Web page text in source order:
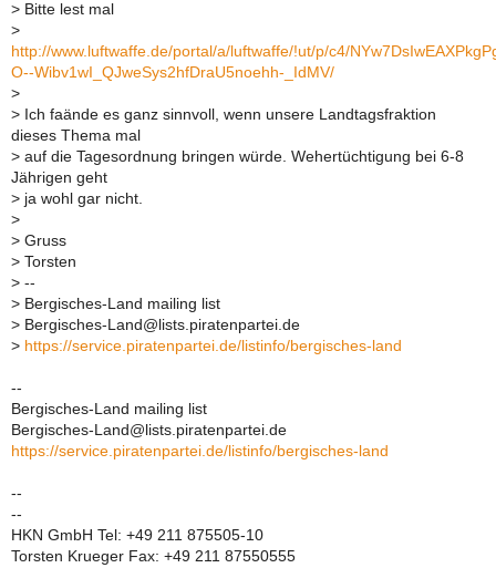
> Bitte lest mal
>
http://www.luftwaffe.de/portal/a/luftwaffe/!ut/p/c4/
O--Wibv1wI_QJweSys2hfDraU5noehh-_IdMV/
>
> Ich faände es ganz sinnvoll, wenn unsere Landtagsfraktion
dieses Thema mal
> auf die Tagesordnung bringen würde. Wehertüchtigung bei 6-8
Jährigen geht
> ja wohl gar nicht.
>
> Gruss
> Torsten
> --
> Bergisches-Land mailing list
> Bergisches-Land@lists.piratenpartei.de
> https://service.piratenpartei.de/listinfo/bergisches-land
--
Bergisches-Land mailing list
Bergisches-Land@lists.piratenpartei.de
https://service.piratenpartei.de/listinfo/bergisches-land
--
--
HKN GmbH Tel: +49 211 875505-10
Torsten Krueger Fax: +49 211 87550555